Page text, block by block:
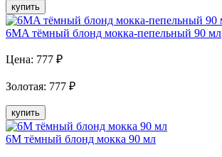
купить
6MA тёмный блонд мокка-пепельный 90 мл
Цена: 777 ₽
Золотая: 777 ₽
купить
6M тёмный блонд мокка 90 мл